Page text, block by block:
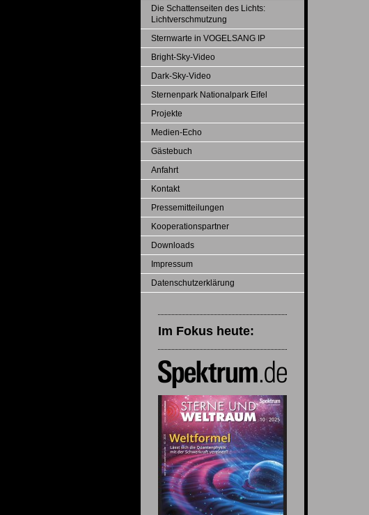
Die Schattenseiten des Lichts:
Lichtverschmutzung
Sternwarte in VOGELSANG IP
Bright-Sky-Video
Dark-Sky-Video
Sternenpark Nationalpark Eifel
Projekte
Medien-Echo
Gästebuch
Anfahrt
Kontakt
Pressemitteilungen
Kooperationspartner
Downloads
Impressum
Datenschutzerklärung
Im Fokus heute: